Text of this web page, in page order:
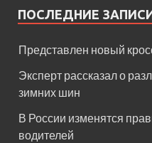
ПОСЛЕДНИЕ
Представлен новый
Эксперт рассказал о
зимних шин
В России изменятся
водителей